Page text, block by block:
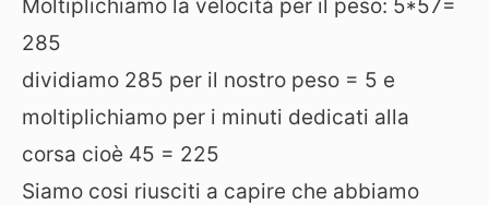
Moltiplichiamo la velocità per il peso: 5*57=
285
dividiamo 285 per il nostro peso = 5 e
moltiplichiamo per i minuti dedicati alla
corsa cioè 45 = 225
Siamo cosi riusciti a capire che abbiamo